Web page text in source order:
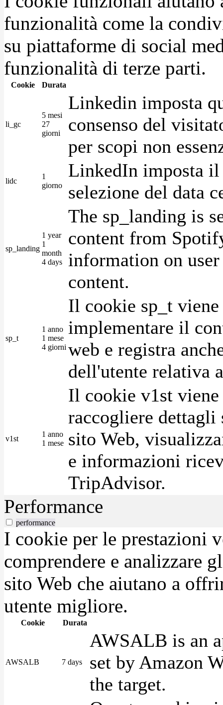
funzionalità come la
su piattaforme di social
funzionalità di terze parti.
Cookie Durata
li_gc
5 mesi
27
giorni
Linkedin imposta
consenso del
per scopi non
lidc
1
giorno
LinkedIn imposta
selezione del data
sp_landing
1 year
1
month
4 days
The sp_landing is
content from
information on
content.
sp_t
1 anno
1 mese
4 giorni
Il cookie sp_t
implementare il
web e registra
dell'utente relativa
v1st
1 anno
1 mese
Il cookie v1st
raccogliere
sito Web,
e informazioni
TripAdvisor.
Performance
performance
I cookie per le prestazioni
comprendere e analizzare
sito Web che aiutano a
utente migliore.
Cookie Durata
AWSALB 7 days
AWSALB is an
set by Amazon
the target.